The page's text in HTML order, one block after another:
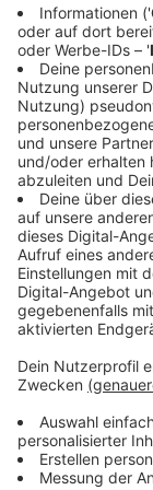
Anzeige
Habt ihr Lust
Lagree fit. Der
auch was für
es nicht
Trotzdem
Trainingsgerät
erstmal platt.
Weitere Infos
Anzeige